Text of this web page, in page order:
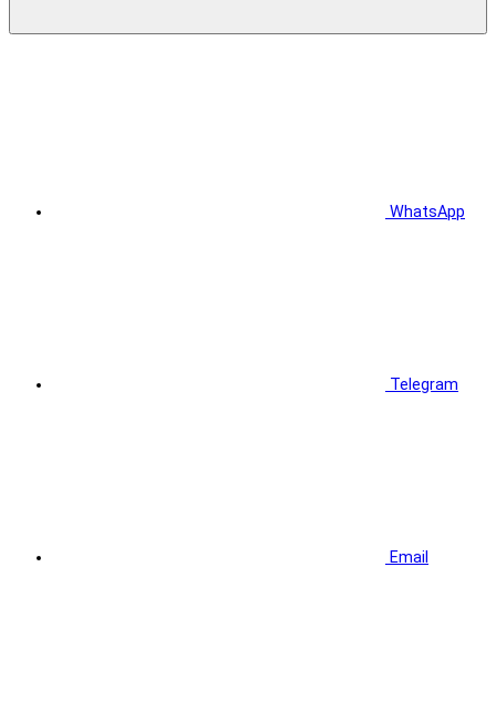
WhatsApp
Telegram
Email